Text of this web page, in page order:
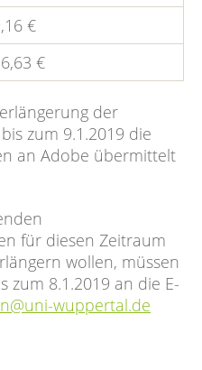
€
€
der
zum 9.1.2019 die
an Adobe übermittelt
für diesen Zeitraum
wollen, müssen
zum 8.1.2019 an die E-
wuppertal.de